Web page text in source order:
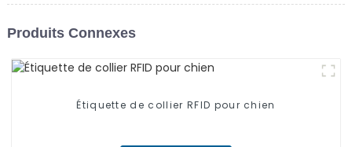
Produits Connexes
Étiquette de collier RFID pour chien